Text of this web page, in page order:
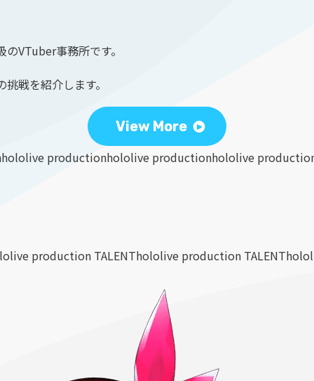
のVTuber事務所です。
挑戦を紹介します。
View More
hololive productionhololive productionhololive
production TALENThololive production TALENT